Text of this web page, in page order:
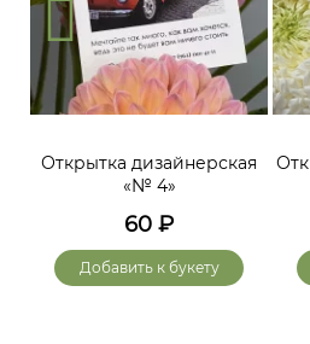
Открытка дизайнерская
«№ 4»
60 ₽
Добавить к букету